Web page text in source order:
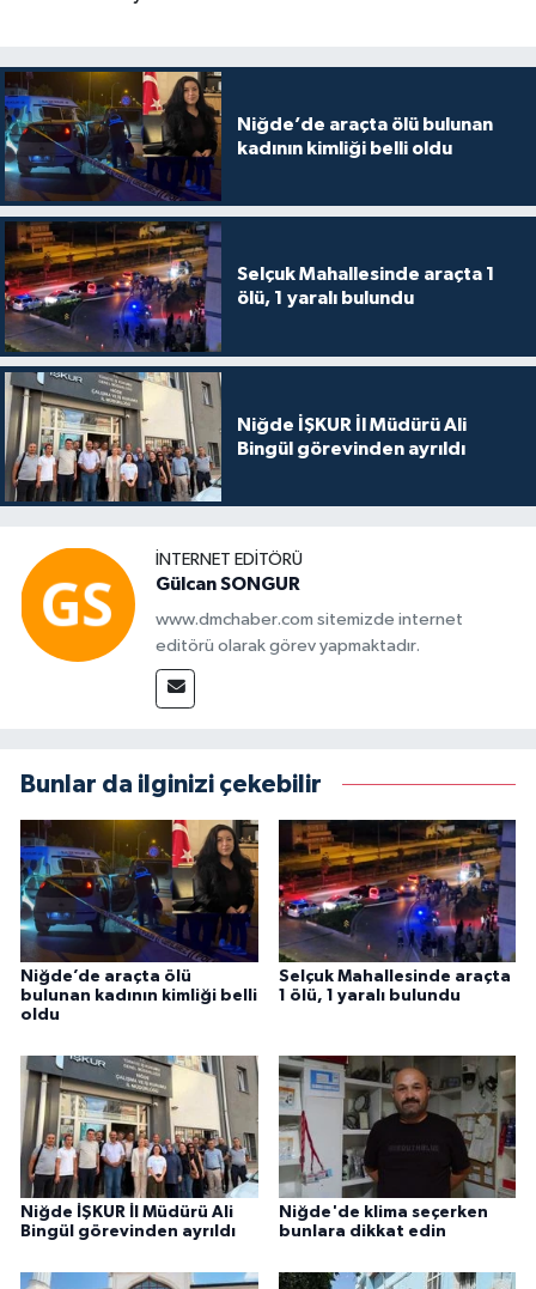
Niğde’de araçta ölü bulunan
kadının kimliği belli oldu
Selçuk Mahallesinde araçta 1
ölü, 1 yaralı bulundu
Niğde İŞKUR İl Müdürü Ali
Bingül görevinden ayrıldı
İNTERNET EDITÖRÜ
Gülcan SONGUR
www.dmchaber.com sitemizde internet
editörü olarak görev yapmaktadır.
Bunlar da ilginizi çekebilir
Niğde’de araçta ölü
bulunan kadının kimliği belli
oldu
Selçuk Mahallesinde araçta
1 ölü, 1 yaralı bulundu
Niğde İŞKUR İl Müdürü Ali
Bingül görevinden ayrıldı
Niğde'de klima seçerken
bunlara dikkat edin